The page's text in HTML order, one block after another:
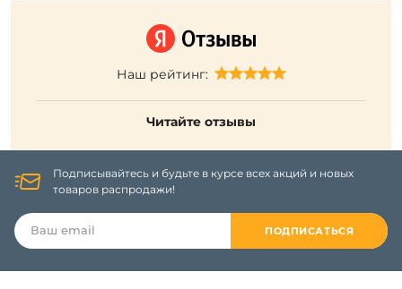
Наш рейтинг:
Читайте отзывы
Подписывайтесь и будьте в курсе всех акций и новых
товаров распродажи!
ПОДПИСАТЬСЯ